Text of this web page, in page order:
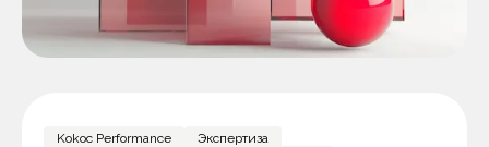
Kokoc Performance
Экспертиза